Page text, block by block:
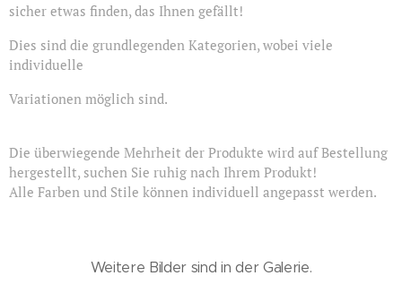
sicher etwas finden, das Ihnen gefällt!
Dies sind die grundlegenden Kategorien, wobei viele
individuelle
Variationen möglich sind.
Die überwiegende Mehrheit der Produkte wird auf Bestellung
hergestellt, suchen Sie ruhig nach Ihrem Produkt!
Alle Farben und Stile können individuell angepasst werden.
Weitere Bilder sind in der Galerie.